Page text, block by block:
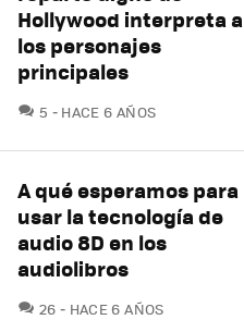
Hollywood interpreta a
los personajes
principales
5 COMENTARIOS
HACE 6 AÑOS
A qué esperamos para
usar la tecnología de
audio 8D en los
audiolibros
26 COMENTARIOS
HACE 6 AÑOS